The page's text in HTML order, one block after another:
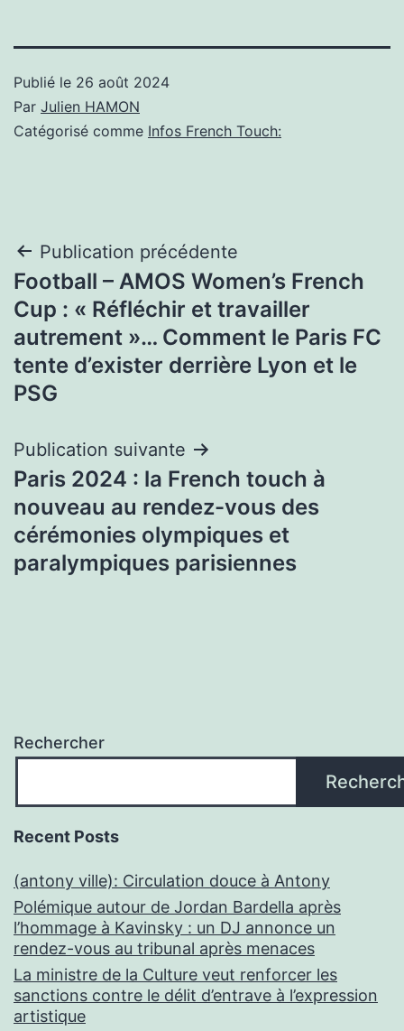
Publié le 26 août 2024
Par Julien HAMON
Catégorisé comme Infos French Touch:
Navigation
de
l’article
Publication précédente
Football – AMOS Women’s French
Cup : « Réfléchir et travailler
autrement »… Comment le Paris FC
tente d’exister derrière Lyon et le
PSG
Publication suivante
Paris 2024 : la French touch à
nouveau au rendez-vous des
cérémonies olympiques et
paralympiques parisiennes
Rechercher
Recent Posts
(antony ville): Circulation douce à Antony
Polémique autour de Jordan Bardella après
l’hommage à Kavinsky : un DJ annonce un
rendez-vous au tribunal après menaces
La ministre de la Culture veut renforcer les
sanctions contre le délit d’entrave à l’expression
artistique